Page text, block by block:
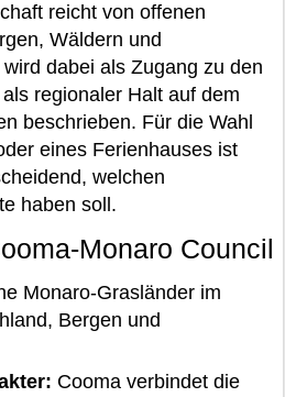
reicht von offenen
Wäldern und
dabei als Zugang zu den
regionaler Halt auf dem
beschrieben. Für die Wahl
eines Ferienhauses ist
welchen
haben soll.
Monaro Council
Monaro-Grasländer im
Bergen und
Cooma verbindet die